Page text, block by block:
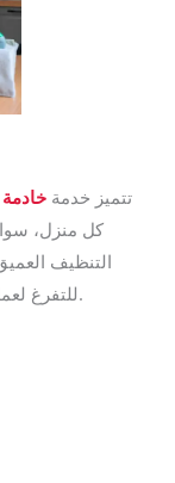
تتميز خدمة
كل منزل،
التنظيف
للتفرغ لعملها وعائلتها دون قلق من تراكم الأعباء المنزلية.